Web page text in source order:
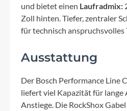
und bietet einen Laufradmix:
Zoll hinten. Tiefer, zentraler
für technisch anspruchsvolles
Ausstattung
Der Bosch Performance Line
liefert viel Kapazität für lange
Anstiege. Die RockShox